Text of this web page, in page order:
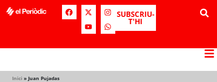
SUBSCRIU-
T'HI
Inici » Juan Pujadas